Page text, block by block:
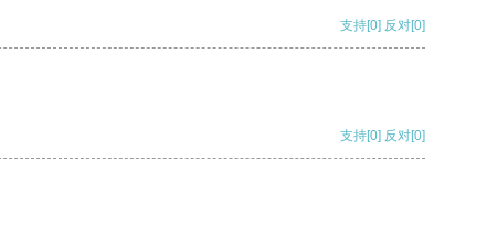
支持[0] 反对[0]
支持[0] 反对[0]